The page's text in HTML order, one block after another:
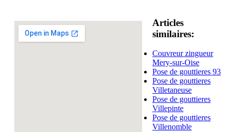
Articles
similaires:
Couvreur zingueur
Mery-sur-Oise
Pose de gouttieres 93
Pose de gouttieres
Villetaneuse
Pose de gouttieres
Villepinte
Pose de gouttieres
Villenomble